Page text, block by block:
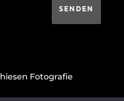
SENDEN
Fotografie